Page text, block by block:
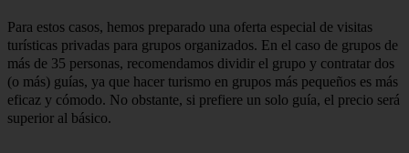
Para estos casos, hemos preparado una oferta especial de visitas
turísticas privadas para grupos organizados. En el caso de grupos de
más de 35 personas, recomendamos dividir el grupo y contratar dos
(o más) guías, ya que hacer turismo en grupos más pequeños es más
eficaz y cómodo. No obstante, si prefiere un solo guía, el precio será
superior al básico.